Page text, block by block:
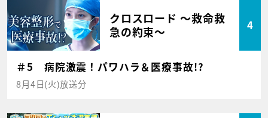
クロスロード ～救命救
急の約束～
4
＃5 病院激震！パワハラ＆医療事故!?
8月4日(火)放送分